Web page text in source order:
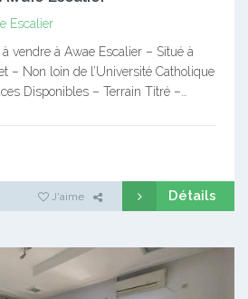
Escalier
vendre à Awae Escalier – Situé à
– Non loin de l’Université Catholique
Disponibles – Terrain Titré –…
J'aime Détails